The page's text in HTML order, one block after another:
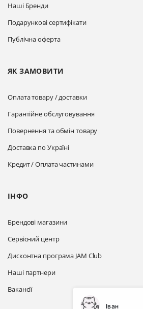
Наші Бренди
Подарункові сертифікати
Публічна оферта
ЯК ЗАМОВИТИ
Оплата товару / доставки
Гарантійне обслуговування
Повернення та обмін товару
Доставка по Україні
Кредит / Оплата частинами
ІНФО
Брендові магазини
Сервісний центр
Дисконтна програма JAM Club
Наші партнери
Вакансії